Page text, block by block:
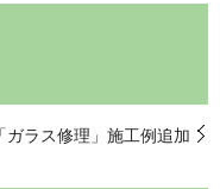
「ガラス修理」施工例追加